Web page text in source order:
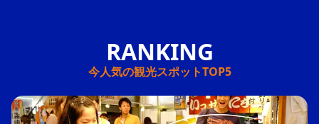
今人気の観光スポットTOP5